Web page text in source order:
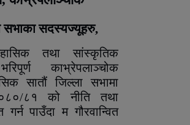
सभाका सदस्यज्यूहरु,
तथा सांस्कृतिक
काभ्रेपलाञ्चोक
सातौं जिल्ला सभामा
८१ को नीति तथा
पाउँदा म गौरवान्वित